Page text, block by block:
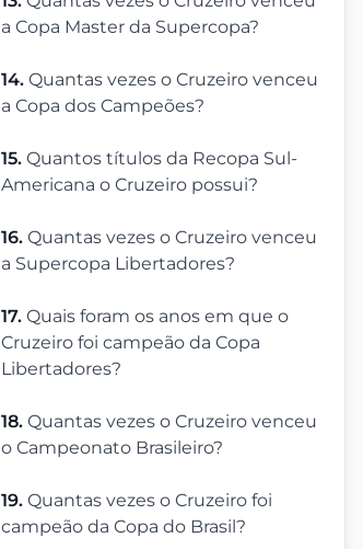
a Copa Master da Supercopa?
14. Quantas vezes o Cruzeiro venceu
a Copa dos Campeões?
15. Quantos títulos da Recopa Sul-
Americana o Cruzeiro possui?
16. Quantas vezes o Cruzeiro venceu
a Supercopa Libertadores?
17. Quais foram os anos em que o
Cruzeiro foi campeão da Copa
Libertadores?
18. Quantas vezes o Cruzeiro venceu
o Campeonato Brasileiro?
19. Quantas vezes o Cruzeiro foi
campeão da Copa do Brasil?